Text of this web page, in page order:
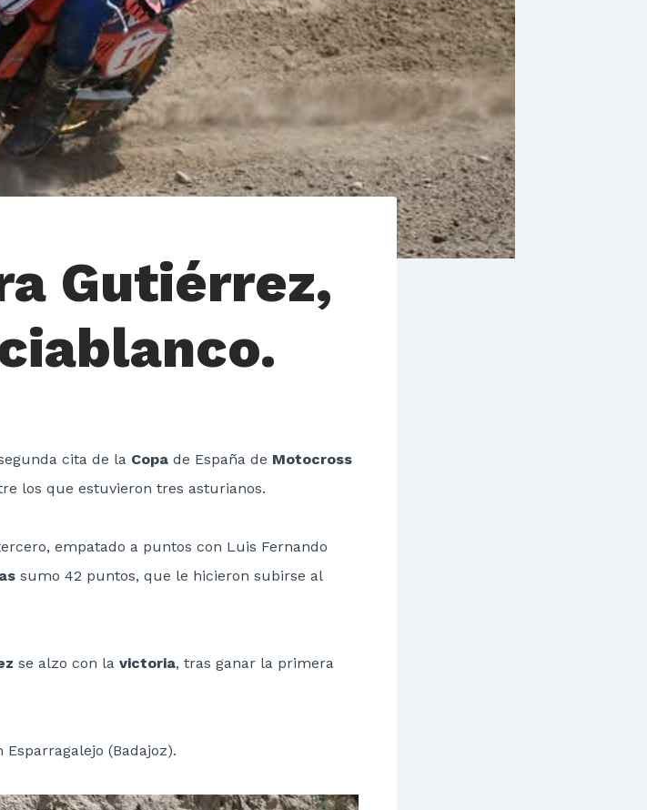
Gutiérrez,
cita de la Copa de España de Motocross
los que estuvieron tres asturianos.
empatado a puntos con Luis Fernando
sumo 42 puntos, que le hicieron subirse al
se alzo con la victoria, tras ganar la primera
(Badajoz).